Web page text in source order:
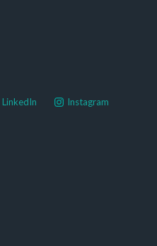
LinkedIn Instagram